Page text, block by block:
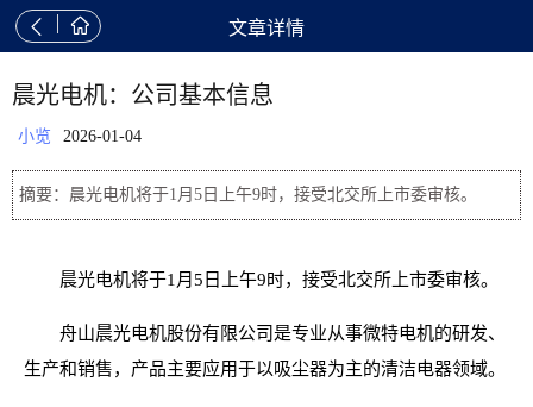
  文章详情
晨光电机：公司基本信息
小览 2026-01-04
摘要：晨光电机将于1月5日上午9时，接受北交所上市委审核。
晨光电机将于1月5日上午9时，接受北交所上市委审核。
舟山晨光电机股份有限公司是专业从事微特电机的研发、
生产和销售，产品主要应用于以吸尘器为主的清洁电器领域。